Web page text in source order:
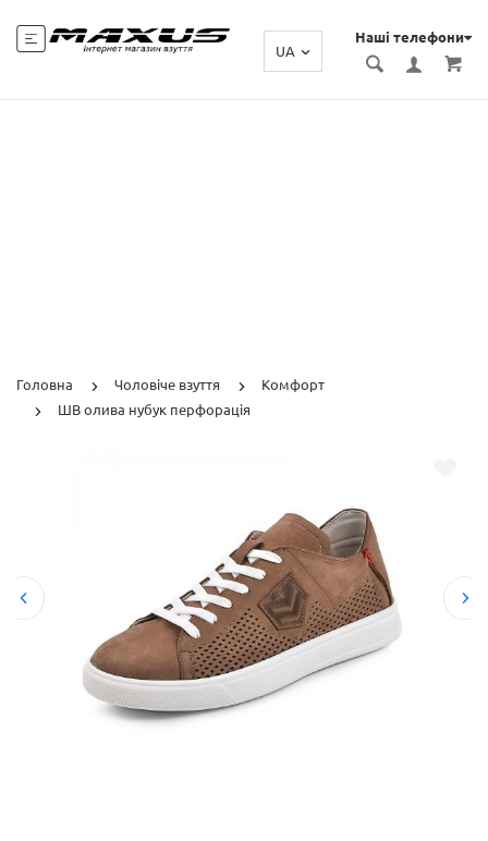
Наші телефони
UA
Головна Чоловіче взуття
Комфорт
ШВ олива нубук перфорація